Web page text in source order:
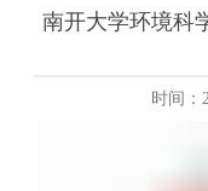
南开大学环境科
时间：